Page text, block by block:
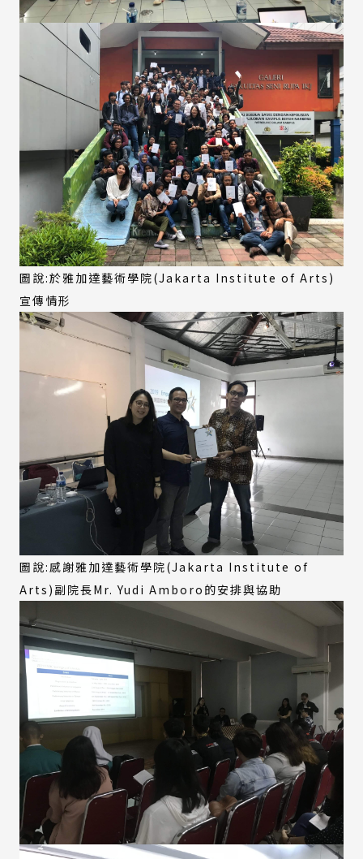
圖說:於雅加達藝術學院(Jakarta Institute of Arts)
宣傳情形
圖說:感謝雅加達藝術學院(Jakarta Institute of
Arts)副院長Mr. Yudi Amboro的安排與協助